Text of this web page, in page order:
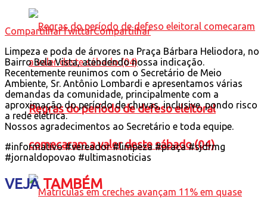
Regras do período de defeso eleitoral
comecaram a valer deste sábado (04)
CompartilharTwittarCompartilhar
Limpeza e poda de árvores na Praça Bárbara Heliodora, no
Bairro Bela Vista, atendendo nossa indicação.
Recentemente reunimos com o Secretário de Meio
Ambiente, Sr. Antônio Lombardi e apresentamos várias
demandas da comunidade, principalmente com a
aproximação do período de chuvas, inclusive, pondo risco
a rede elétrica.
Nossos agradecimentos ao Secretário e toda equipe.
#informativo #vereador #limpeza #praça #sjdrmg
#jornaldopovao #ultimasnoticias
VEJATAMBÉM